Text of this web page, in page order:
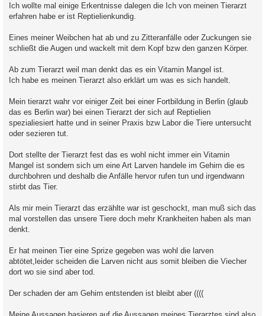
g
Ich wollte mal einige Erkentnisse dalegen die Ich von meinen Tierarzt
erfahren habe er ist Reptielienkundig.
Eines meiner Weibchen hat ab und zu Zitteranfälle oder Zuckungen sie
schließt die Augen und wackelt mit dem Kopf bzw den ganzen Körper.
Ab zum Tierarzt weil man denkt das es ein Vitamin Mangel ist.
Ich habe es meinen Tierarzt also erklärt um was es sich handelt.
Mein tierarzt wahr vor einiger Zeit bei einer Fortbildung in Berlin (glaub
das es Berlin war) bei einen Tierarzt der sich auf Reptielien
spezialiesiert hatte und in seiner Praxis bzw Labor die Tiere untersucht
oder sezieren tut.
Dort stellte der Tierarzt fest das es wohl nicht immer ein Vitamin
Mangel ist sondern sich um eine Art Larven handele im Gehirn die es
durchbohren und deshalb die Anfälle hervor rufen tun und irgendwann
stirbt das Tier.
Als mir mein Tierarzt das erzählte war ist geschockt, man muß sich das
mal vorstellen das unsere Tiere doch mehr Krankheiten haben als man
denkt.
Er hat meinen Tier eine Sprize gegeben was wohl die larven
abtötet,leider scheiden die Larven nicht aus somit bleiben die Viecher
dort wo sie sind aber tod.
Der schaden der am Gehirn entstenden ist bleibt aber ((((